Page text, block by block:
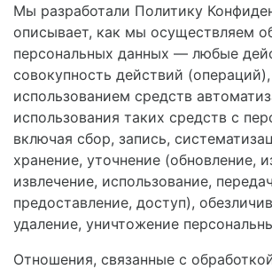
Мы разработали Политику
описывает, как мы осуществляем
персональных данных — любые
совокупность действий
использованием средств
использования таких средств с
включая сбор, запись,
хранение, уточнение (обновление,
извлечение, использование,
предоставление, доступ),
удаление, уничтожение
Отношения, связанные с